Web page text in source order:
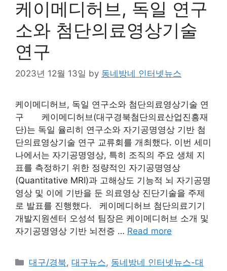
케이메디허브, 독일 연구
소와 첨단의료영상기술
연구
2023년 12월 13일 by 동네방네 인터넷뉴스
케이메디허브, 독일 연구소와 첨단의료영상기술 연
구 케이메디허브(대구경북첨단의료산업진흥재
단)는 독일 율리히 연구소와 자기공명영상 기반 첨
단의료영상기술 연구 교류회를 개최했다. 이번 세미
나에서는 자기공명영상, 특히 조직의 주요 생체 지
표를 측정하기 위한 정량적인 자기공명영상
(Quantitative MRI)과 고해상도 기능적 뇌 자기공명
영상 및 이에 기반을 둔 의료영상 진단기술을 주제
로 발표를 진행했다. 케이메디허브 첨단의료기기
개발지원센터 오성석 팀장은 케이메디허브 소개 및
자기공명영상 기반 뇌전증 … Read more
Categories
대구/경북,대구뉴스, 동네방네 인터넷뉴스-대